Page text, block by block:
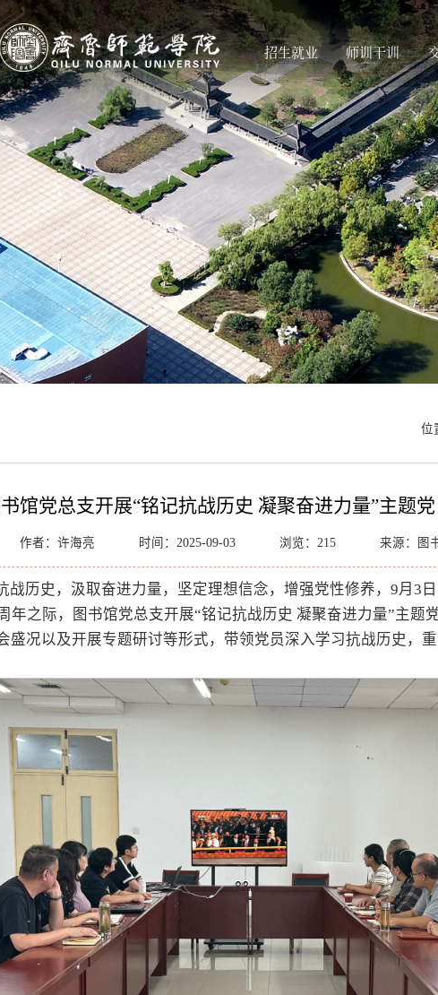
招生就业 师训干训
位
馆党总支开展“铭记抗战历史 凝聚奋进力量”主题
作者：许海亮 时间：2025-09-03 浏览： 215 来源：图
战历史，汲取奋进力量，坚定理想信念，增强党性修养，9月3
年之际，图书馆党总支开展“铭记抗战历史 凝聚奋进力量”主题
盛况以及开展专题研讨等形式，带领党员深入学习抗战历史，